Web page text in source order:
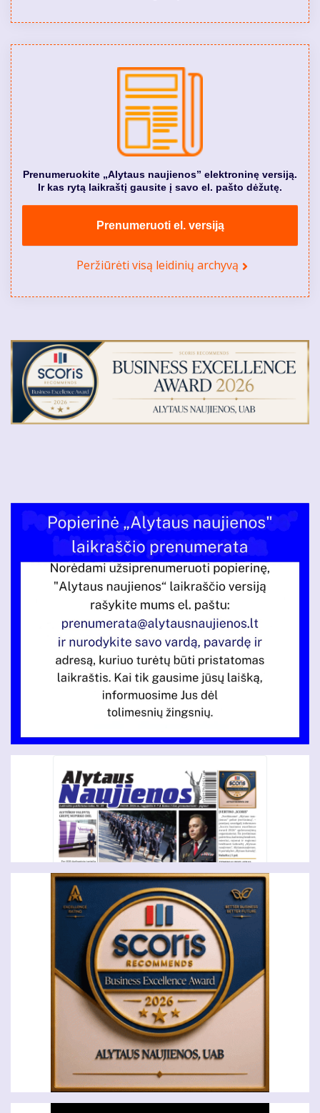
Prenumeruokite „Alytaus naujienos” elektroninę versiją.
Ir kas rytą laikraštį gausite į savo el. pašto dėžutę.
Prenumeruoti el. versiją
Peržiūrėti visą leidinių archyvą